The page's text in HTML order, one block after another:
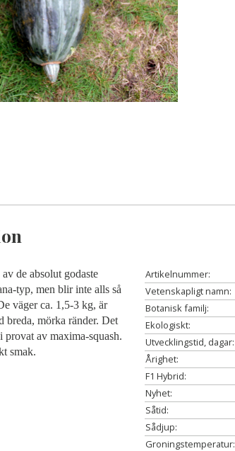
de absolut godaste
typ, men blir inte alls så
väger ca. 1,5-3 kg, är
breda, mörka ränder. Det
provat av maxima-squash.
smak.
Artikelnummer:
Vetenskapligt namn:
Botanisk familj:
Ekologiskt:
Utvecklingstid, dagar:
Årighet:
F1 Hybrid:
Nyhet:
Såtid:
Sådjup:
Groningstemperatur: